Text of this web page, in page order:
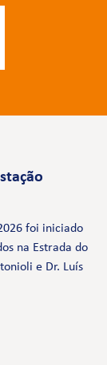
foi iniciado
na Estrada do
e Dr. Luís